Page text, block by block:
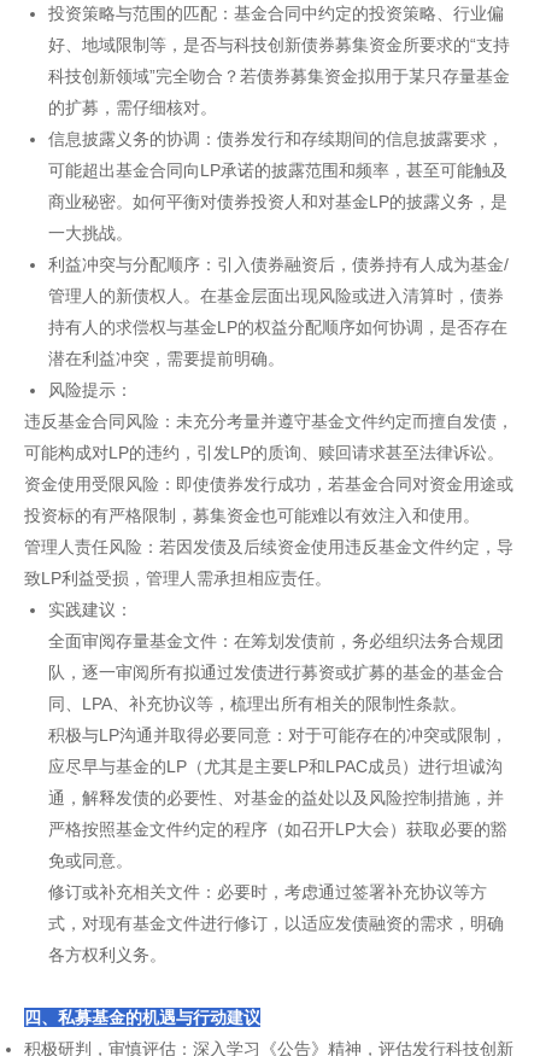
投资策略与范围的匹配：基金合同中约定的投资策略、行业偏
好、地域限制等，是否与科技创新债券募集资金所要求的“支持
科技创新领域”完全吻合？若债券募集资金拟用于某只存量基金
的扩募，需仔细核对。
信息披露义务的协调：债券发行和存续期间的信息披露要求，
可能超出基金合同向LP承诺的披露范围和频率，甚至可能触及
商业秘密。如何平衡对债券投资人和对基金LP的披露义务，是
一大挑战。
利益冲突与分配顺序：引入债券融资后，债券持有人成为基金/
管理人的新债权人。在基金层面出现风险或进入清算时，债券
持有人的求偿权与基金LP的权益分配顺序如何协调，是否存在
潜在利益冲突，需要提前明确。
风险提示：
违反基金合同风险：未充分考量并遵守基金文件约定而擅自发债，
可能构成对LP的违约，引发LP的质询、赎回请求甚至法律诉讼。
资金使用受限风险：即使债券发行成功，若基金合同对资金用途或
投资标的有严格限制，募集资金也可能难以有效注入和使用。
管理人责任风险：若因发债及后续资金使用违反基金文件约定，导
致LP利益受损，管理人需承担相应责任。
实践建议：
全面审阅存量基金文件：在筹划发债前，务必组织法务合规团
队，逐一审阅所有拟通过发债进行募资或扩募的基金的基金合
同、LPA、补充协议等，梳理出所有相关的限制性条款。
积极与LP沟通并取得必要同意：对于可能存在的冲突或限制，
应尽早与基金的LP（尤其是主要LP和LPAC成员）进行坦诚沟
通，解释发债的必要性、对基金的益处以及风险控制措施，并
严格按照基金文件约定的程序（如召开LP大会）获取必要的豁
免或同意。
修订或补充相关文件：必要时，考虑通过签署补充协议等方
式，对现有基金文件进行修订，以适应发债融资的需求，明确
各方权利义务。
四、私募基金的机遇与行动建议
积极研判，审慎评估：深入学习《公告》精神，评估发行科技创新